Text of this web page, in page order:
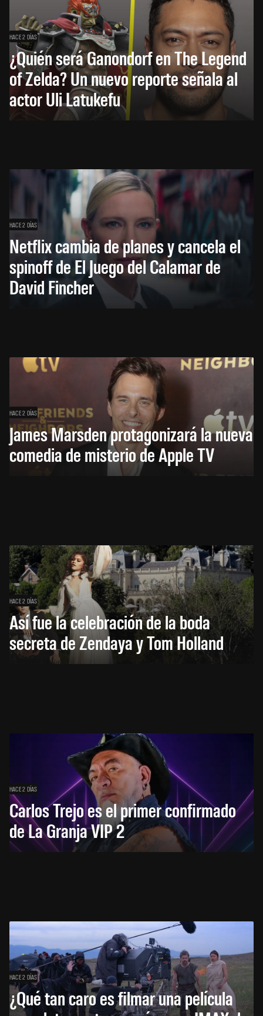
HACE 2 DÍAS
¿Quién será Ganondorf en The Legend
of Zelda? Un nuevo reporte señala al
actor Uli Latukefu
HACE 2 DÍAS
Netflix cambia de planes y cancela el
spinoff de El Juego del Calamar de
David Fincher
HACE 2 DÍAS
James Marsden protagonizará la nueva
comedia de misterio de Apple TV
HACE 2 DÍAS
Así fue la celebración de la boda
secreta de Zendaya y Tom Holland
HACE 2 DÍAS
Carlos Trejo es el primer confirmado
de La Granja VIP 2
HACE 2 DÍAS
¿Qué tan caro es filmar una película